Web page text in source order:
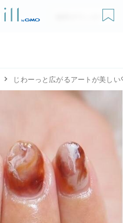
無料ダウンロード
じわーっと広がるアートが美し